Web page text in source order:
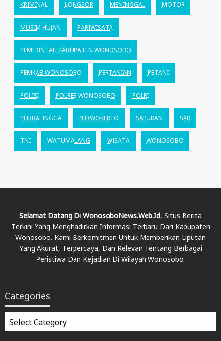
KRIMINAL LONGSOR MENINGGAL MOTOR
MUSIM HUJAN PARIWISATA
PEMERINTAH KABUPATEN WONOSOBO
PEMKAB WONOSOBO PERTANIAN PETANI
POLISI POLRES WONOSOBO POLRI
PURBALINGGA PURWOKERTO SAPURAN SAR
TNI WATUMALANG WISATA WONOSOBO
Selamat Datang Di WonosoboNews.web.id, Situs Berita
Terkini Yang Menghadirkan Informasi Terbaru Dari Kabupaten
Wonosobo. Kami Berkomitmen Untuk Memberikan Liputan
Yang Akurat, Terpercaya, Dan Relevan Tentang Berbagai
Peristiwa Dan Kejadian Di Wilayah Wonosobo.
Categories
Categories